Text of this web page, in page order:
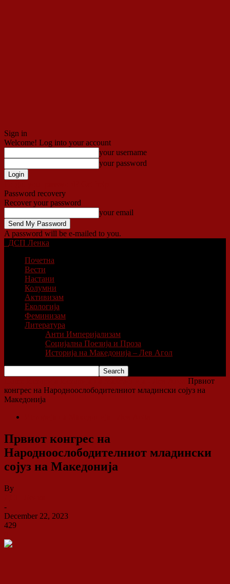
Sign in
Welcome! Log into your account
your username
your password
Password recovery
Recover your password
your email
A password will be e-mailed to you.
ДСП Ленка
Почетна
Вести
Настани
Колумни
Активизам
Екологија
Феминизам
Литература
Анти Империјализам
Социјална Поезија и Проза
Историја на Македонија – Лев Агол
Првиот
конгрес на Народноослободителниот младински сојуз на
Македонија
Првиот конгрес на
Народноослободителниот младински
сојуз на Македонија
By
-
December 22, 2023
429